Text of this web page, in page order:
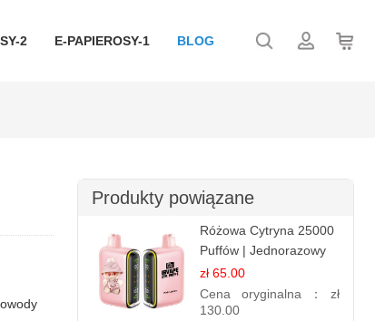
2 E-PAPIEROSY-1 BLOG
Produkty powiązane
Różowa Cytryna 25000
Puffów | Jednorazowy
E-papieros
zł 65.00
Cena oryginalna： zł
130.00